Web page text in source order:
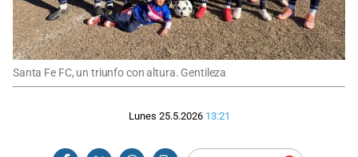
Santa Fe FC, un triunfo con altura. Gentileza
Lunes 25.5.2026 13:21